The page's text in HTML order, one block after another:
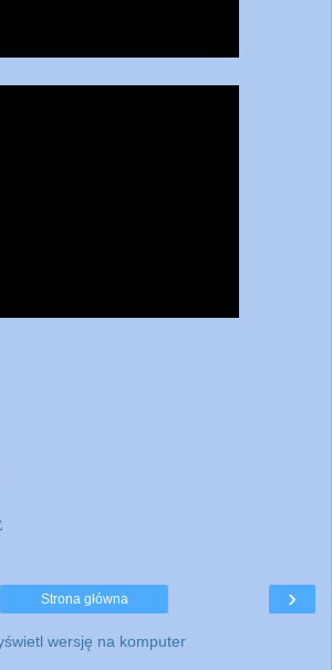
›
Strona główna
wersję na komputer